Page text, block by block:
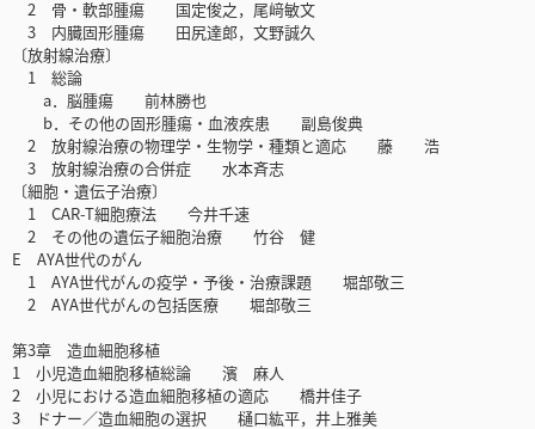
2 骨・軟部腫瘍 国定俊之，尾﨑敏文
3 内臓固形腫瘍 田尻達郎，文野誠久
〔放射線治療〕
1 総論
a．脳腫瘍 前林勝也
b．その他の固形腫瘍・血液疾患 副島俊典
2 放射線治療の物理学・生物学・種類と適応 藤 浩
3 放射線治療の合併症 水本斉志
〔細胞・遺伝子治療〕
1 CAR-T細胞療法 今井千速
2 その他の遺伝子細胞治療 竹谷 健
E AYA世代のがん
1 AYA世代がんの疫学・予後・治療課題 堀部敬三
2 AYA世代がんの包括医療 堀部敬三
第3章 造血細胞移植
1 小児造血細胞移植総論 濱 麻人
2 小児における造血細胞移植の適応 橋井佳子
3 ドナー／造血細胞の選択 樋口紘平，井上雅美